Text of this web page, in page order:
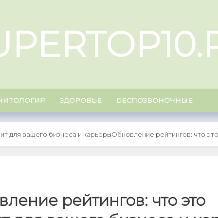
ЗДОРОВЬЕ БЕСПОЗВОНОЧНЫЕ
для вашего бизнеса и карьерыОбновление рейтингов: что
рейтингов: что это